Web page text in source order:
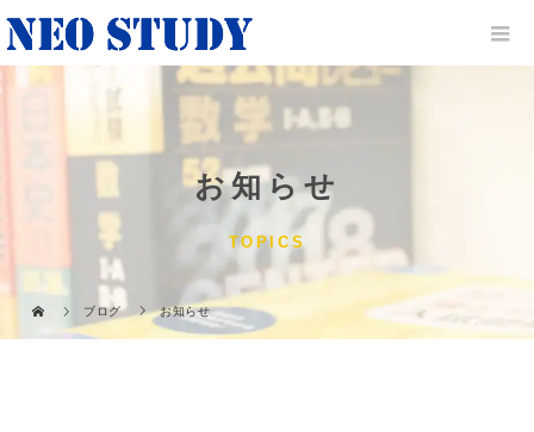
お知らせ
TOPICS
ブログ お知らせ